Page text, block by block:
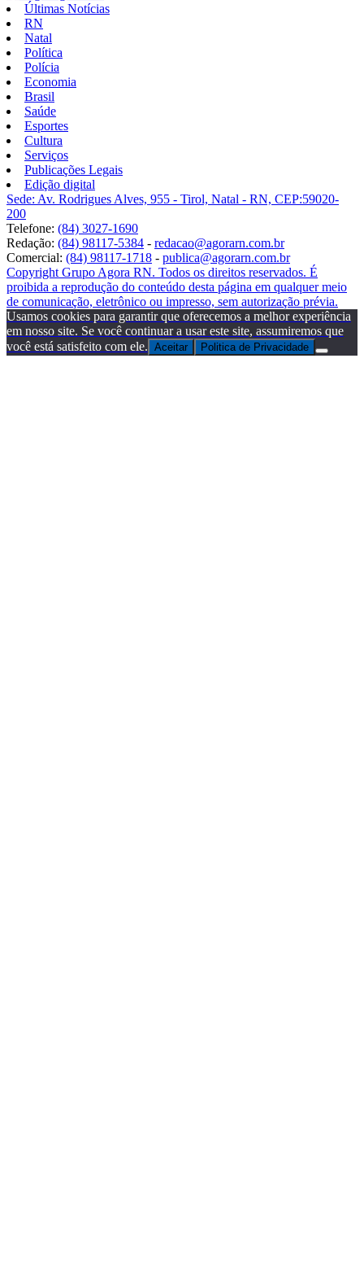
Últimas Notícias
RN
Natal
Política
Polícia
Economia
Brasil
Saúde
Esportes
Cultura
Serviços
Publicações Legais
Edição digital
Sede: Av. Rodrigues Alves, 955 - Tirol, Natal - RN, CEP:59020-
200
Telefone: (84) 3027-1690
Redação: (84) 98117-5384 - redacao@agorarn.com.br
Comercial: (84) 98117-1718 - publica@agorarn.com.br
Copyright Grupo Agora RN. Todos os direitos reservados. É
proibida a reprodução do conteúdo desta página em qualquer meio
de comunicação, eletrônico ou impresso, sem autorização prévia.
Usamos cookies para garantir que oferecemos a melhor experiência
em nosso site. Se você continuar a usar este site, assumiremos que
você está satisfeito com ele. Aceitar Politica de Privacidade